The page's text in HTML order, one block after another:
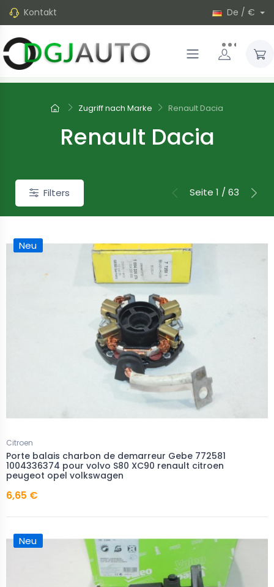
Kontakt De / €
Zugriff nach Marke Renault Dacia
Renault Dacia
Filters Seite 1 / 63
Neu
Citroen
Porte balais charbon de demarreur Gebe 772581
1004336374 pour volvo S80 XC90 renault citroen
peugeot opel volkswagen
6,65 €
Neu